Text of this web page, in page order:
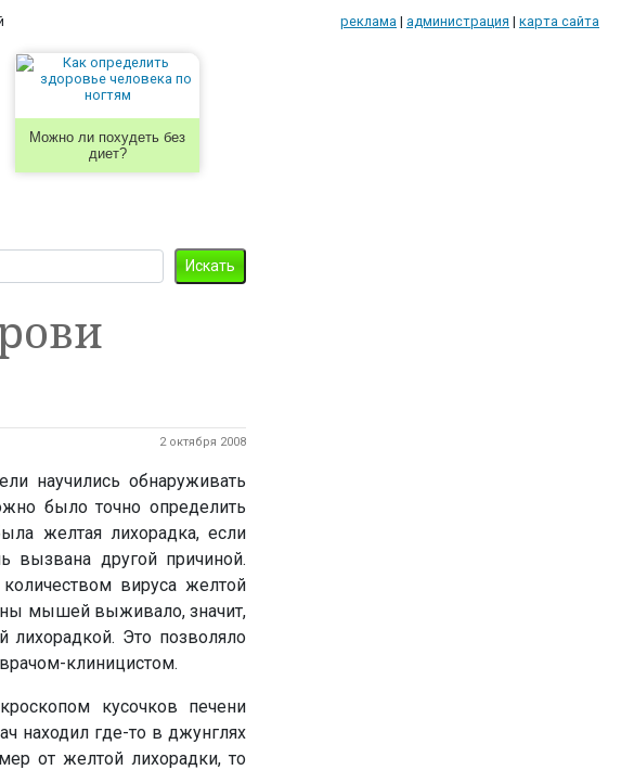
реклама | администрация | карта сайта
Можно ли похудеть без
диет?
2 октября 2008
научились обнаруживать
было точно определить
желтая лихорадка, если
вызвана другой причиной.
вируса желтой
мышей выживало, значит,
лихорадкой. Это позволяло
клиницистом.
кусочков печени
находил где-то в джунглях
от желтой лихорадки, то